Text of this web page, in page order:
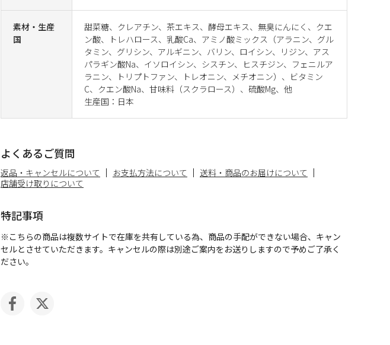
素材・生産
国
甜菜糖、クレアチン、茶エキス、酵母エキス、無臭にんにく、クエ
ン酸、トレハロース、乳酸Ca、アミノ酸ミックス（アラニン、グル
タミン、グリシン、アルギニン、バリン、ロイシン、リジン、アス
パラギン酸Na、イソロイシン、シスチン、ヒスチジン、フェニルア
ラニン、トリプトファン、トレオニン、メチオニン）、ビタミン
C、クエン酸Na、甘味料（スクラロース）、硫酸Mg、他
生産国：日本
よくあるご質問
返品・キャンセルについて お支払方法について
送料・商品のお届けについて
店舗受け取りについて
特記事項
※こちらの商品は複数サイトで在庫を共有している為、商品の手配ができない場合、キャン
セルとさせていただきます。キャンセルの際は別途ご案内をお送りしますので予めご了承く
ださい。